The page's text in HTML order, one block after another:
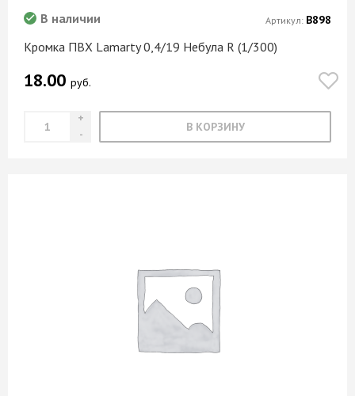
Кромка ПВХ Lamarty 0,4/19 Небула R (1/300)
В наличии
18.00 руб.
В КОРЗИНУ
Артикул: В898